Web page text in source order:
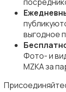
Фото- и
выгодное
Фото- и
MZKA за